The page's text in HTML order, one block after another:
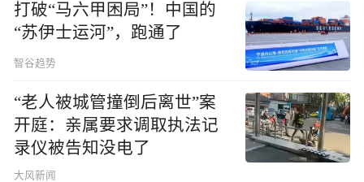
打破“马六甲困局”！中国的
“苏伊士运河”，跑通了
智谷趋势
“老人被城管撞倒后离世”案
开庭：亲属要求调取执法记
录仪被告知没电了
大风新闻